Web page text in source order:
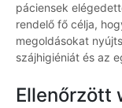
páciensek
rendelő fő célja,
megoldásokat
szájhigiéniát és az
Ellenőrzött